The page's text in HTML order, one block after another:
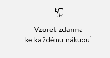
Vzorek zdarma
ke každému nákupu¹